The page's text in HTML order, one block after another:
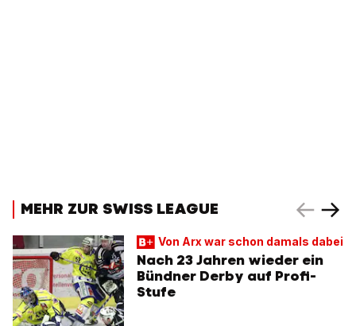
MEHR ZUR SWISS LEAGUE
Von Arx war schon damals dabei
Nach 23 Jahren wieder ein
Bündner Derby auf Profi-
Stufe